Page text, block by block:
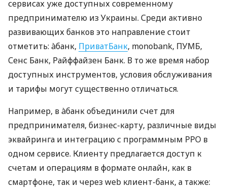
сервисах уже доступных современному
предпринимателю из Украины. Среди активно
развивающих банков это направление стоит
отметить: àбанк, ПриватБанк, monobank, ПУМБ,
Сенс Банк, Райффайзен Банк. В то же время набор
доступных инструментов, условия обслуживания
и тарифы могут существенно отличаться.
Например, в àбанк объединили счет для
предпринимателя, бизнес-карту, различные виды
эквайринга и интеграцию с программным РРО в
одном сервисе. Клиенту предлагается доступ к
счетам и операциям в формате онлайн, как в
смартфоне, так и через web клиент-банк, а также: